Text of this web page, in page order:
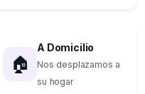
🏠
A Domicilio
Nos desplazamos a
su hogar